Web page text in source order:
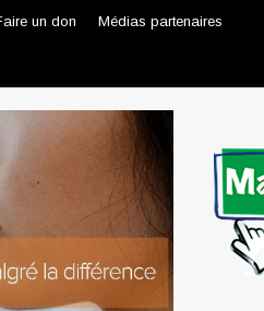
un don Médias partenaires